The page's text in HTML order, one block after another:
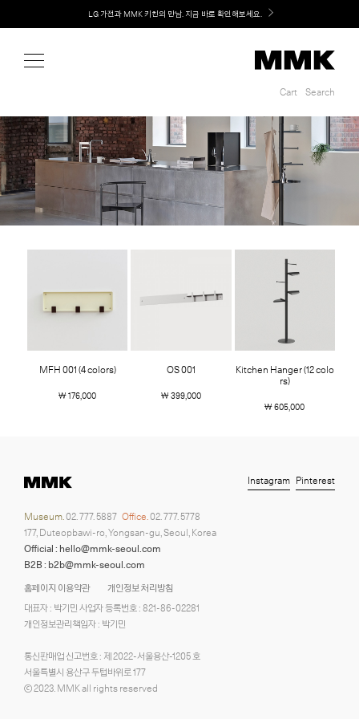
LG 가전과 MMK 키친의 만남. 지금 바로 확인해보세요.
Cart Search
MFH 001 (4 colors)
￦ 176,000
OS 001
￦ 399,000
Kitchen Hanger (12 colo
rs)
￦ 605,000
홈페이지 이용약관
개인정보 처리방침
대표자 : 박기민 사업자 등록번호 : 821-86-02281
개인정보관리책임자 : 박기민
통신판매업 신고번호 : 제 2022-서울용산-1205 호
서울특별시 용산구 두텁바위로 177
ⓒ 2023. MMK all rights reserved
Museum. 02. 777. 5887 Office. 02. 777. 5778
177, Duteopbawi-ro, Yongsan-gu, Seoul, Korea
Official : hello@mmk-seoul.com
B2B : b2b@mmk-seoul.com
Instagram Pinterest